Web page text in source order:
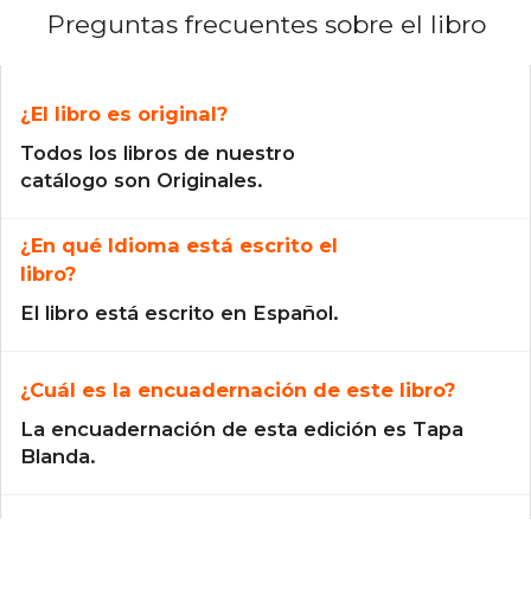
Preguntas frecuentes sobre el libro
¿El libro es original?
Todos los libros de nuestro
catálogo son Originales.
¿En qué Idioma está escrito el
libro?
El libro está escrito en Español.
¿Cuál es la encuadernación de este libro?
La encuadernación de esta edición es Tapa
Blanda.